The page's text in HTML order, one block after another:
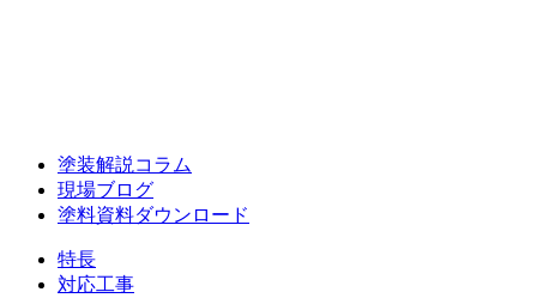
塗装解説コラム
現場ブログ
塗料資料ダウンロード
特長
対応工事